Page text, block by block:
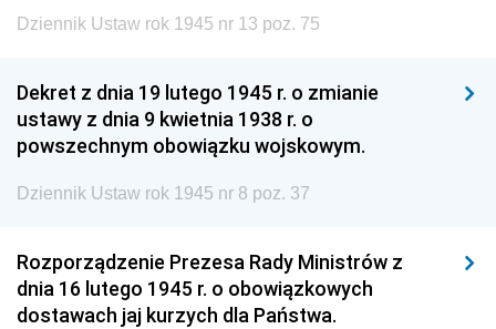
Dziennik Ustaw rok 1945 nr 13 poz. 75
Dekret z dnia 19 lutego 1945 r. o zmianie
ustawy z dnia 9 kwietnia 1938 r. o
powszechnym obowiązku wojskowym.
Dziennik Ustaw rok 1945 nr 8 poz. 37
Rozporządzenie Prezesa Rady Ministrów z
dnia 16 lutego 1945 r. o obowiązkowych
dostawach jaj kurzych dla Państwa.